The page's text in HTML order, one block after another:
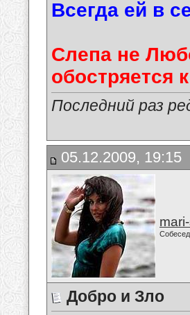
Всегда ей в
Слепа не
обостряется
Последний раз
05.12.2009, 19:15
Добро и Зло